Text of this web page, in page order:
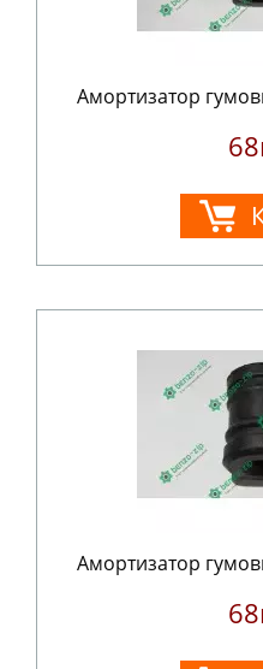
Амортизатор
Амортизатор